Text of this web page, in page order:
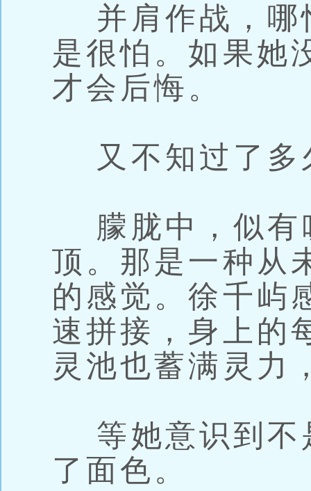
并肩作战，哪
是很怕。如果她
才会后悔。
又不知过了多
朦胧中，似有
顶。那是一种从
的感觉。徐千屿
速拼接，身上的
灵池也蓄满灵力
等她意识到不
了面色。